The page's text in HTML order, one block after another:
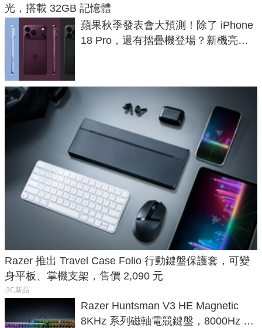
光，搭載 32GB 記憶體
蘋果秋季發表會大預測！除了 iPhone
18 Pro，還有摺疊機登場？新機亮點
Razer 推出 Travel Case Folio 行動鍵盤保護套，可變
身平板、掌機支架，售價 2,090 元
3C新品
Razer Huntsman V3 HE Magnetic
8KHz 系列磁軸電競鍵盤，8000Hz 輪